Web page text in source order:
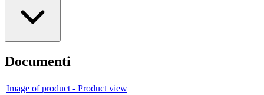
Documenti
Image of product - Product view